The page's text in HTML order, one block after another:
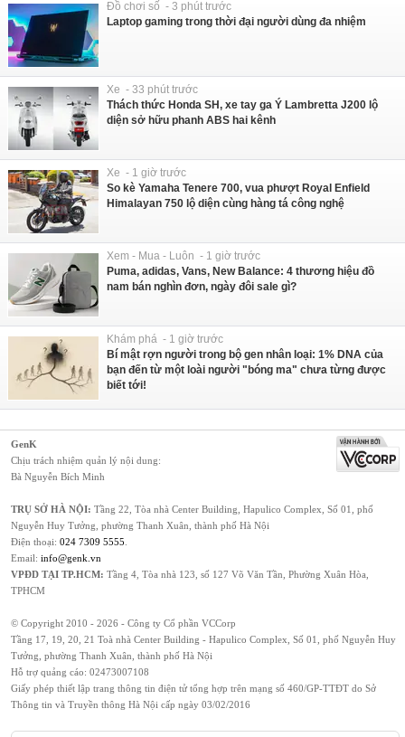
Đồ chơi số - 3 phút trước
Laptop gaming trong thời đại người dùng đa nhiệm
Xe - 33 phút trước
Thách thức Honda SH, xe tay ga Ý Lambretta J200 lộ
diện sở hữu phanh ABS hai kênh
Xe - 1 giờ trước
So kè Yamaha Tenere 700, vua phượt Royal Enfield
Himalayan 750 lộ diện cùng hàng tá công nghệ
Xem - Mua - Luôn - 1 giờ trước
Puma, adidas, Vans, New Balance: 4 thương hiệu đồ
nam bán nghìn đơn, ngày đôi sale gì?
Khám phá - 1 giờ trước
Bí mật rợn người trong bộ gen nhân loại: 1% DNA của
bạn đến từ một loài người "bóng ma" chưa từng được
biết tới!
GenK
Chịu trách nhiệm quản lý nội dung:
Bà Nguyễn Bích Minh
TRỤ SỞ HÀ NỘI: Tầng 22, Tòa nhà Center Building, Hapulico Complex, Số 01, phố
Nguyễn Huy Tưởng, phường Thanh Xuân, thành phố Hà Nội
Điện thoại: 024 7309 5555
Email: info@genk.vn
VPĐD TẠI TP.HCM: Tầng 4, Tòa nhà 123, số 127 Võ Văn Tần, Phường Xuân Hòa,
TPHCM
© Copyright 2010 - 2026 - Công ty Cổ phần VCCorp
Tầng 17, 19, 20, 21 Toà nhà Center Building - Hapulico Complex, Số 01, phố Nguyễn Huy
Tưởng, phường Thanh Xuân, thành phố Hà Nội
Hỗ trợ quảng cáo: 02473007108
Giấy phép thiết lập trang thông tin điện tử tổng hợp trên mạng số 460/GP-TTĐT do Sở
Thông tin và Truyền thông Hà Nội cấp ngày 03/02/2016